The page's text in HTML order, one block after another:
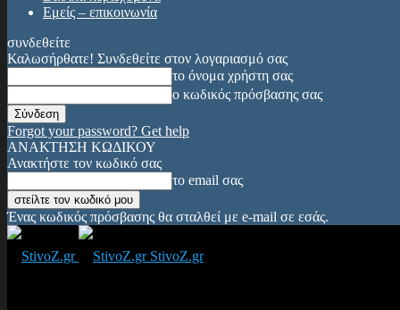
Εμείς – επικοινωνία
συνδεθείτε
Καλωσήρθατε! Συνδεθείτε στον λογαριασμό σας
το όνομα χρήστη σας
ο κωδικός πρόσβασης σας
Forgot your password? Get help
ΑΝΑΚΤΗΣΗ ΚΩΔΙΚΟΥ
Ανακτήστε τον κωδικό σας
το email σας
Ένας κωδικός πρόσβασης θα σταλθεί με e-mail σε εσάς.
StivoZ.gr